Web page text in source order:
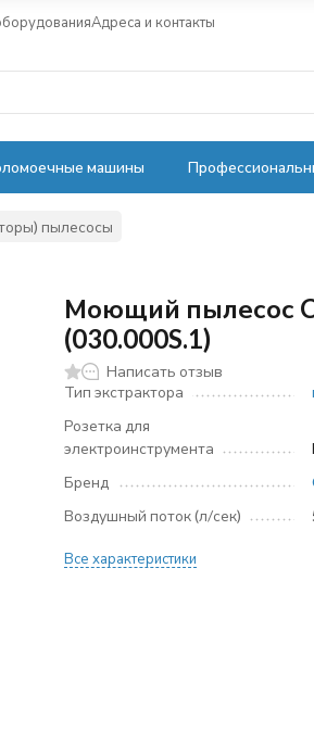
Адреса и контакты
машины
пылесосы
Моющий пылесос
(030.000S.1)
Написать отзыв
Тип экстрактора
Розетка для
электроинструмента
Бренд
Воздушный поток (л/сек)
Все характеристики